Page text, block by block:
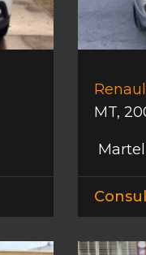
MT,